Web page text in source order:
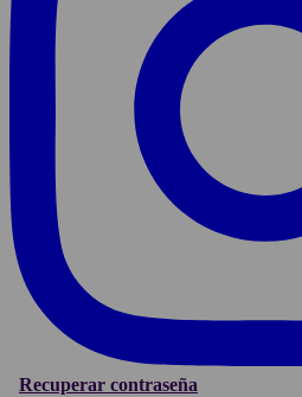
Recuperar contraseña